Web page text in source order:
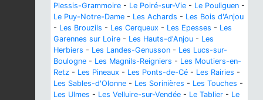
Plessis-Grammoire - Le Poiré-sur-Vie - Le Pouliguen -
Le Puy-Notre-Dame - Les Achards - Les Bois d'Anjou
- Les Brouzils - Les Cerqueux - Les Epesses - Les
Garennes sur Loire - Les Hauts-d'Anjou - Les
Herbiers - Les Landes-Genusson - Les Lucs-sur-
Boulogne - Les Magnils-Reigniers - Les Moutiers-en-
Retz - Les Pineaux - Les Ponts-de-Cé - Les Rairies -
Les Sables-d'Olonne - Les Sorinières - Les Touches -
Les Ulmes - Les Velluire-sur-Vendée - Le Tablier - Le